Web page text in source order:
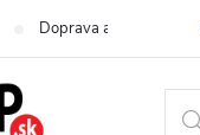
Doprava a platba